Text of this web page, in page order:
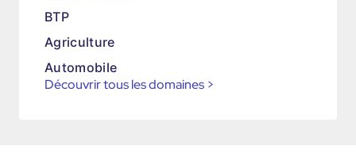
BTP
Agriculture
Automobile
Découvrir tous les domaines >